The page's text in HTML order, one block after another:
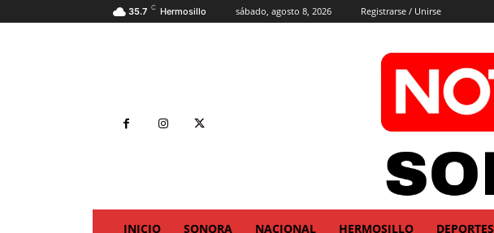
35.7 C Hermosillo sábado, agosto 8, 2026 Registrarse / Unirse
INICIO SONORA NACIONAL HERMOSILLO DEPORTES